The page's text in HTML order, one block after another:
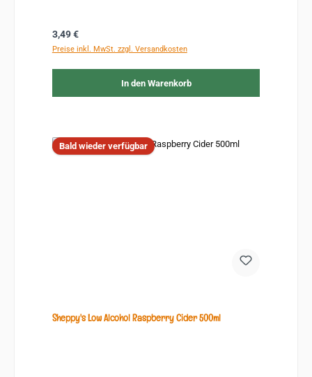
Regulärer Preis:
3,49 €
Preise inkl. MwSt. zzgl. Versandkosten
In den Warenkorb
Bald wieder verfügbar
Sheppy's Low Alcohol Raspberry Cider 500ml